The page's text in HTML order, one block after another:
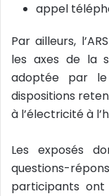
appel
Par ailleurs,
les axes de la
adoptée par le
dispositions
à l’électricité à
Les exposés
questions-
participants ont